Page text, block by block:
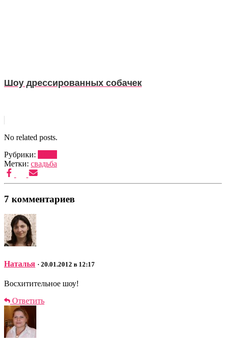
Шоу дрессированных собачек
No related posts.
Рубрики:
Метки: свадьба
7 комментариев
Наталья · 20.01.2012 в 12:17
Восхитительное шоу!
Ответить